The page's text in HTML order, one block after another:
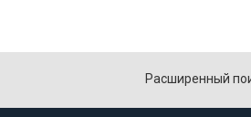
Расширенный